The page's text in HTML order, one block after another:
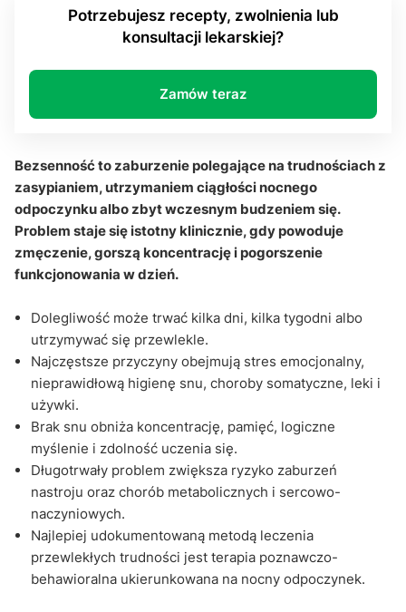
Skąd biorą się problemy ze snem i jakie czynniki
najczęściej je nasilają?
Jak brak snu wpływa na koncentrację, pamięć i
Bezsenność: Q&A
Potrzebujesz recepty, zwolnienia lub
konsultacji lekarskiej?
Zamów teraz
Bezsenność to zaburzenie polegające na trudnościach z
zasypianiem, utrzymaniem ciągłości nocnego
odpoczynku albo zbyt wczesnym budzeniem się.
Problem staje się istotny klinicznie, gdy powoduje
zmęczenie, gorszą koncentrację i pogorszenie
funkcjonowania w dzień.
Dolegliwość może trwać kilka dni, kilka tygodni albo
utrzymywać się przewlekle.
Najczęstsze przyczyny obejmują stres emocjonalny,
nieprawidłową higienę snu, choroby somatyczne, leki i
używki.
Brak snu obniża koncentrację, pamięć, logiczne
myślenie i zdolność uczenia się.
Długotrwały problem zwiększa ryzyko zaburzeń
nastroju oraz chorób metabolicznych i sercowo-
naczyniowych.
Najlepiej udokumentowaną metodą leczenia
przewlekłych trudności jest terapia poznawczo-
behawioralna ukierunkowana na nocny odpoczynek.